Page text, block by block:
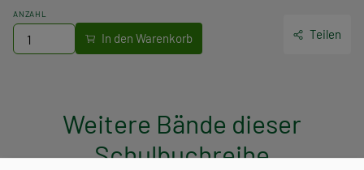
ANZAHL
Teilen
Weitere Bände dieser
Schulbuchreihe